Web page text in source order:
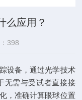
么应用？
398
设备，通过光学技术
无需与受试者直接接
，准确计算眼球位置